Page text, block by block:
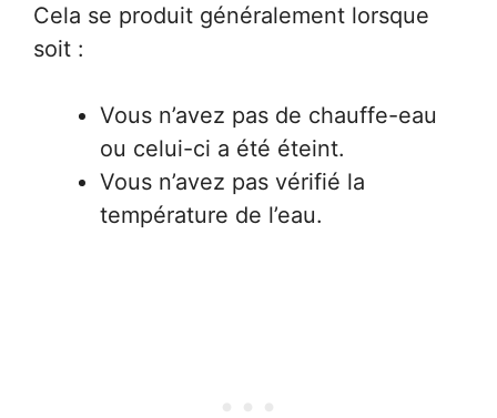
Cela se produit généralement lorsque
soit :
Vous n’avez pas de chauffe-eau
ou celui-ci a été éteint.
Vous n’avez pas vérifié la
température de l’eau.